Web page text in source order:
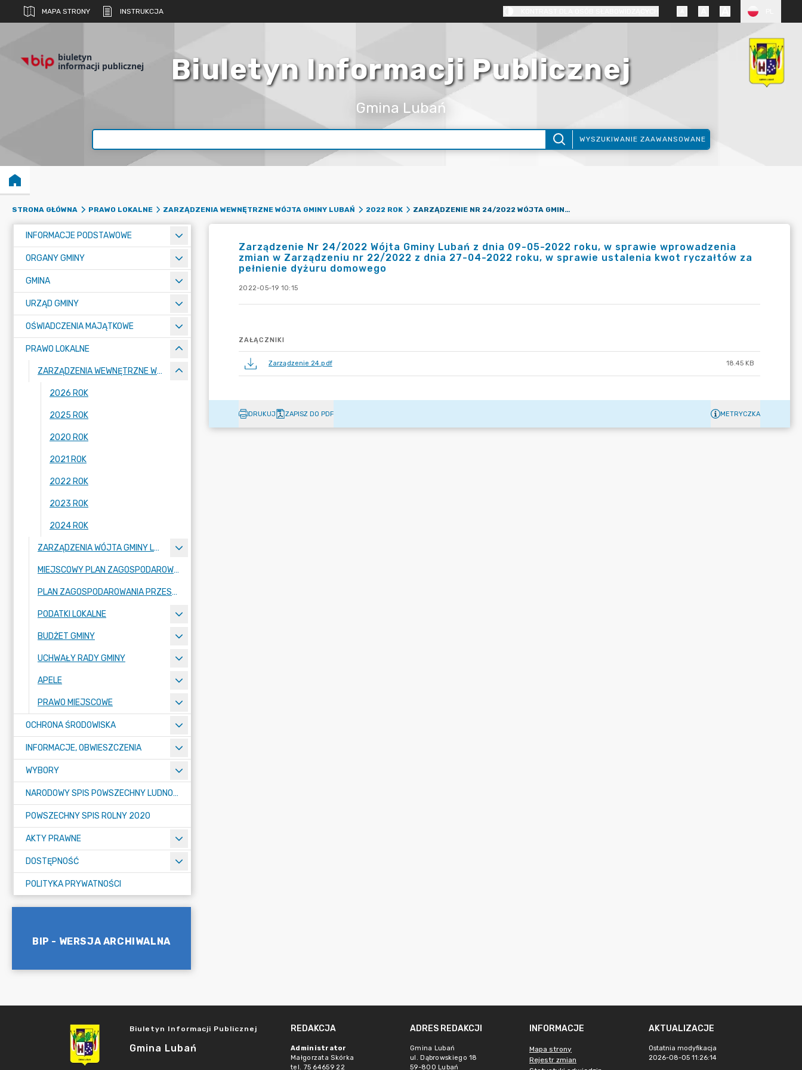
MAPA STRONY INSTRUKCJA
biuletyn
informacji publicznej Biuletyn Informacji Publicznej
Gmina Lubań
WYSZUKIWANIE ZAAWANSOWANE
STRONA GŁÓWNA PRAWO LOKALNE ZARZĄDZENIA WEWNĘTRZNE WÓJTA GMINY LUBAŃ 2022 ROK ZARZĄDZENIE NR 24/2022 WÓJTA GMINY LUBAŃ Z DNIA 09-05-2022 ROKU, W SPRAWIE WPROWADZENIA ZMIAN W ZARZĄDZENIU NR 22/2022 Z DNIA 27-04-2022 ROKU, W SPRAWIE USTALENIA KWOT RYCZAŁTÓW ZA PEŁNIENIE DYŻURU DOMOWEGO
INFORMACJE PODSTAWOWE
ORGANY GMINY
GMINA
URZĄD GMINY
OŚWIADCZENIA MAJĄTKOWE
PRAWO LOKALNE
ZARZĄDZENIA WEWNĘTRZNE WÓJTA GMINY LUBAŃ
2026 ROK
2025 ROK
2020 ROK
2021 ROK
2022 ROK
2023 ROK
2024 ROK
ZARZĄDZENIA WÓJTA GMINY LUBAŃ
MIEJSCOWY PLAN ZAGOSPODAROWANIA PRZESTRZENNEGO
PLAN ZAGOSPODAROWANIA PRZESTRZENNEGO
PODATKI LOKALNE
BUDŻET GMINY
UCHWAŁY RADY GMINY
APELE
PRAWO MIEJSCOWE
OCHRONA ŚRODOWISKA
INFORMACJE, OBWIESZCZENIA
WYBORY
NARODOWY SPIS POWSZECHNY LUDNOŚCI I MIESZKAŃ W 2021
POWSZECHNY SPIS ROLNY 2020
AKTY PRAWNE
DOSTĘPNOŚĆ
POLITYKA PRYWATNOŚCI
BIP - WERSJA ARCHIWALNA
Zarządzenie Nr 24/2022 Wójta Gminy Lubań z dnia 09-05-2022 roku, w sprawie wprowadzenia
zmian w Zarządzeniu nr 22/2022 z dnia 27-04-2022 roku, w sprawie ustalenia kwot ryczałtów za
pełnienie dyżuru domowego
2022-05-19 10:15
ZAŁĄCZNIKI
Zarządzenie 24.pdf 18.45 KB
DRUKUJ ZAPISZ DO PDF METRYCZKA
Biuletyn Informacji Publicznej
Gmina Lubań
REDAKCJA
Administrator
Małgorzata Skórka
tel. 75 64659 22
ADRES REDAKCJI
Gmina Lubań
ul. Dąbrowskiego 18
59-800 Lubań
INFORMACJE
Mapa strony
Rejestr zmian
AKTUALIZACJE
Ostatnia modyfikacja
2026-08-05 11:26:14